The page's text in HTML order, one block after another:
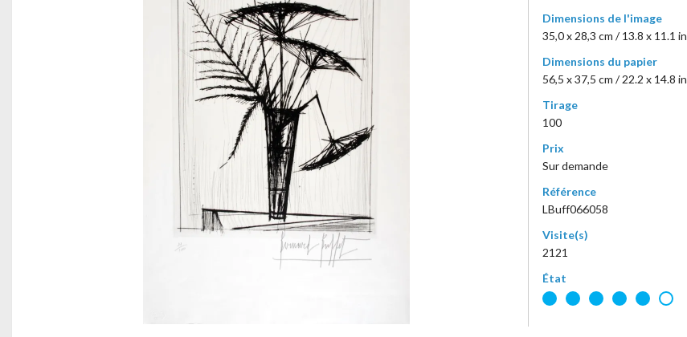
Dimensions de l'image
35,0 x 28,3 cm / 13.8 x 11.1 in
Dimensions du papier
56,5 x 37,5 cm / 22.2 x 14.8 in
Tirage
100
Prix
Sur demande
Référence
LBuff066058
Visite(s)
2121
État